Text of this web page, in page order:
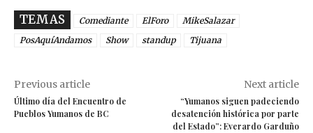
TEMAS Comediante ElForo
MikeSalazar
PosAquíAndamos
Show standup Tijuana
Previous article
Último día del Encuentro de
Pueblos Yumanos de BC
Next article
“Yumanos siguen padeciendo
desatención histórica por parte
del Estado”: Everardo Garduño